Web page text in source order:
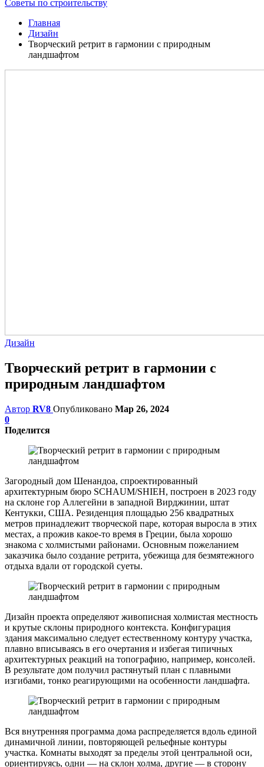
Советы по строительству
Главная
Дизайн
Творческий ретрит в гармонии с природным
ландшафтом
Дизайн
Творческий ретрит в гармонии с
природным ландшафтом
Автор RV8 Опубликовано Мар 26, 2024
0
Поделится
Загородный дом Шенандоа, спроектированный
архитектурным бюро SCHAUM/SHIEH, построен в 2023 году
на склоне гор Аллегейни в западной Вирджинии, штат
Кентукки, США. Резиденция площадью 256 квадратных
метров принадлежит творческой паре, которая выросла в этих
местах, а прожив какое-то время в Греции, была хорошо
знакома с холмистыми районами. Основным пожеланием
заказчика было создание ретрита, убежища для безмятежного
отдыха вдали от городской суеты.
Дизайн проекта определяют живописная холмистая местность
и крутые склоны природного контекста. Конфигурация
здания максимально следует естественному контуру участка,
плавно вписываясь в его очертания и избегая типичных
архитектурных реакций на топографию, например, консолей.
В результате дом получил растянутый план с плавными
изгибами, тонко реагирующими на особенности ландшафта.
Вся внутренняя программа дома распределяется вдоль единой
динамичной линии, повторяющей рельефные контуры
участка. Комнаты выходят за пределы этой центральной оси,
ориентируясь, одни — на склон холма, другие — в сторону